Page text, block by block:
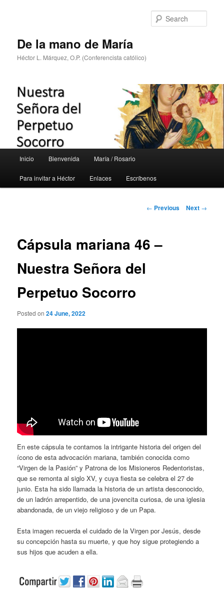
De la mano de María
Héctor L. Márquez, O.P. (Conferencista católico)
Inicio Bienvenida María / Rosario
Para invitar a Héctor Enlaces Escríbenos
Post
← Previous Next →
Cápsula mariana 46 –
Nuestra Señora del
Perpetuo Socorro
Posted on24 June, 2022
En este cápsula te contamos la intrigante historia del origen del
ícono de esta advocación mariana, también conocida como
“Virgen de la Pasión” y Patrona de los Misioneros Redentoristas,
que se remonta al siglo XV, y cuya fiesta se celebra el 27 de
junio. Esta ha sido llamada la historia de un artista desconocido,
de un ladrón arrepentido, de una jovencita curiosa, de una iglesia
abandonada, de un viejo religioso y de un Papa.
Esta imagen recuerda el cuidado de la Virgen por Jesús, desde
su concepción hasta su muerte, y que hoy sigue protegiendo a
sus hijos que acuden a ella.